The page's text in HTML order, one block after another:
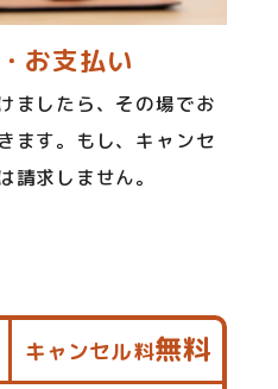
お支払い
ましたら、その場でお
ます。もし、キャンセ
請求しません。
キャンセル料無料